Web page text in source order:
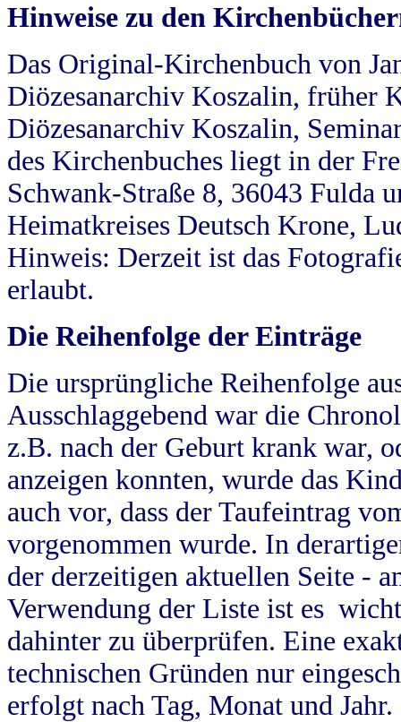
Hinweise zu den
Das Original-Kirchenbuch von
Diözesanarchiv Koszalin, früher
Diözesanarchiv Koszalin,
des Kirchenbuches liegt in der
Schwank-Straße 8, 36043 Fulda
Heimatkreises Deutsch Krone,
Hinweis: Derzeit ist das
erlaubt.
Die Reihenfolge der Einträge
Die ursprüngliche Reihenfolge
Ausschlaggebend war die
z.B. nach der Geburt krank war,
anzeigen konnten, wurde das
auch vor, dass der Taufeintrag
vorgenommen wurde. In
der derzeitigen aktuellen Seite -
Verwendung der Liste ist es
dahinter zu überprüfen. Eine
technischen Gründen nur
erfolgt nach Tag, Monat und Jahr.